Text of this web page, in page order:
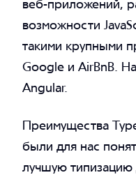
веб-приложений,
возможности
такими крупными
Google и AirBnB.
Angular.
Преимущества
были для нас
лучшую типизацию